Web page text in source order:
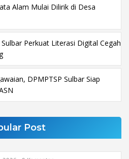
Alam Mulai Dilirik di Desa
Perkuat Literasi Digital Cegah
DPMPTSP Sulbar Siap
Post